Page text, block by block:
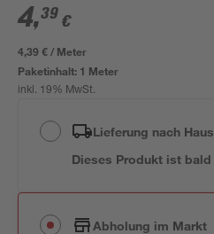
4,39 €
4,39 € / Meter
Paketinhalt: 1 Meter
inkl. 19% MwSt.
Lieferung nach
Dieses Produkt ist
Abholung im Markt